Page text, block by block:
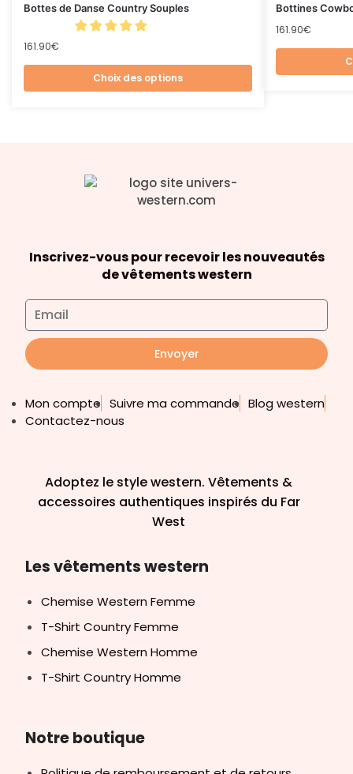
Bottes de Danse Country Souples
161.90€
Choix des options
Bottines
161.90€
Inscrivez-vous pour recevoir les nouveautés
de vêtements western
Envoyer
Mon compte Suivre ma commande Blog western
Contactez-nous
Adoptez le style western. Vêtements &
accessoires authentiques inspirés du Far
West
Les vêtements western
Chemise Western Femme
T-Shirt Country Femme
Chemise Western Homme
T-Shirt Country Homme
Notre boutique